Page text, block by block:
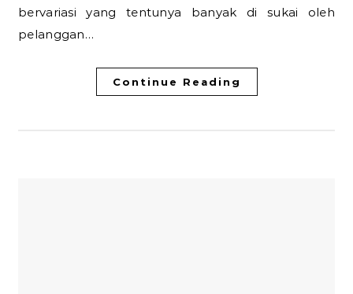
bervariasi yang tentunya banyak di sukai oleh
pelanggan…
Continue Reading